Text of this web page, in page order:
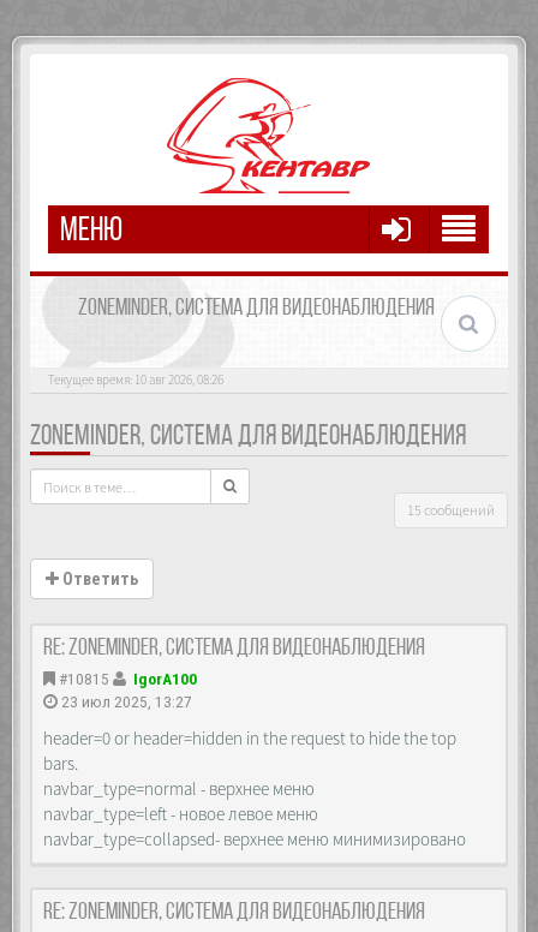
МЕНЮ
ZONEMINDER, СИСТЕМА ДЛЯ ВИДЕОНАБЛЮДЕНИЯ
Текущее время: 10 авг 2026, 08:26
ZONEMINDER, СИСТЕМА ДЛЯ ВИДЕОНАБЛЮДЕНИЯ
15 сообщений
Ответить
Re: Zoneminder, система для видеонаблюдения
#10815
IgorA100
23 июл 2025, 13:27
header=0 or header=hidden in the request to hide the top
bars.
navbar_type=normal - верхнее меню
navbar_type=left - новое левое меню
navbar_type=collapsed- верхнее меню минимизировано
Re: Zoneminder, система для видеонаблюдения